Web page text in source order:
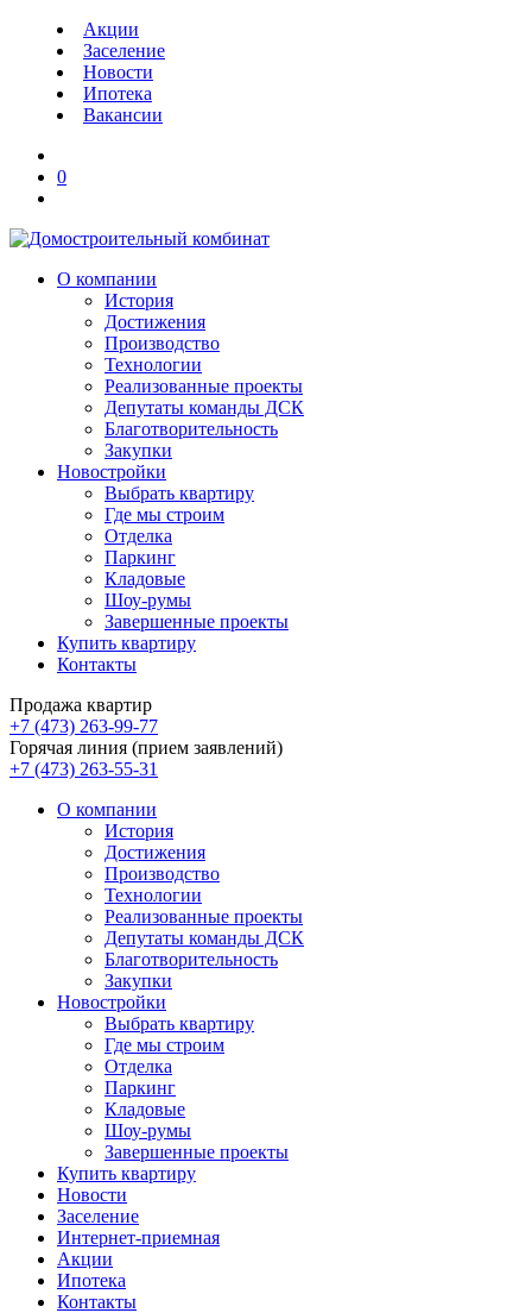
Акции
Заселение
Новости
Ипотека
Вакансии
0
О компании
История
Достижения
Производство
Технологии
Реализованные проекты
Депутаты команды ДСК
Благотворительность
Закупки
Новостройки
Выбрать квартиру
Где мы строим
Отделка
Паркинг
Кладовые
Шоу-румы
Завершенные проекты
Купить квартиру
Контакты
Продажа квартир
+7 (473) 263-99-77
Горячая линия (прием заявлений)
+7 (473) 263-55-31
О компании
История
Достижения
Производство
Технологии
Реализованные проекты
Депутаты команды ДСК
Благотворительность
Закупки
Новостройки
Выбрать квартиру
Где мы строим
Отделка
Паркинг
Кладовые
Шоу-румы
Завершенные проекты
Купить квартиру
Новости
Заселение
Интернет-приемная
Акции
Ипотека
Контакты